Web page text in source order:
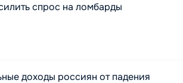
спрос на ломбарды
доходы россиян от падения